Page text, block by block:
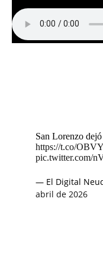
San Lorenzo
https://t.co/
pic.twitter.com/
— El Digital
abril de 2026